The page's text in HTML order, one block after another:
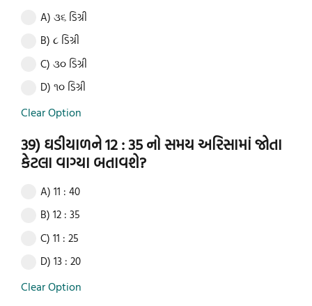
A) ૩૬ ડિગ્રી
B) ૮ ડિગ્રી
C) ૩૦ ડિગ્રી
D) ૧૦ ડિગ્રી
Clear Option
39) ઘડીયાળને 12 : 35 નો સમય અરિસામાં જોતા
કેટલા વાગ્યા બતાવશે?
A) 11 : 40
B) 12 : 35
C) 11 : 25
D) 13 : 20
Clear Option